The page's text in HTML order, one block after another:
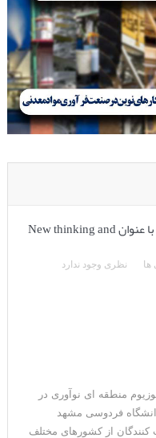
فایل صوتی سخنرانی دکتر صمد بنیسی با عنوان New thinking and
ها نظری وجود ندارد
منطقه ای نوآوری در
۱۳ دی ۱۴۰۲ مکان: دانشگاه فردوسی مشهد
کنندگان از کشورهای مختلف